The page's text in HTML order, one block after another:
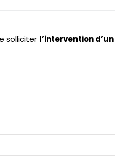
solliciter l’intervention d’un